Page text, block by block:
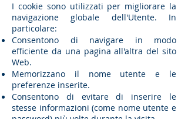
I cookie sono utilizzati per migliorare la
navigazione globale dell'Utente. In
particolare:
Consentono di navigare in modo
efficiente da una pagina all'altra del sito
Web.
Memorizzano il nome utente e le
preferenze inserite.
Consentono di evitare di inserire le
stesse informazioni (come nome utente e